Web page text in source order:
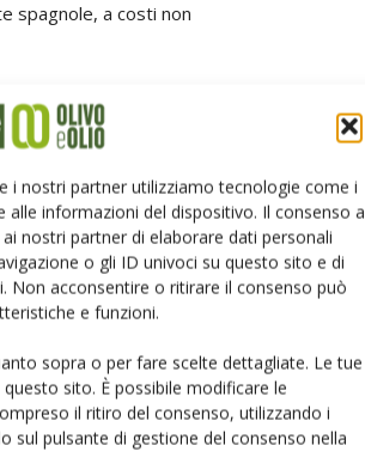
i nostri partner utilizziamo tecnologie come i
informazioni del dispositivo. Il consenso a
nostri partner di elaborare dati personali
o gli ID univoci su questo sito e di
Non acconsentire o ritirare il consenso può
e funzioni.
sopra o per fare scelte dettagliate. Le tue
sito. È possibile modificare le
il ritiro del consenso, utilizzando i
sul pulsante di gestione del consenso nella
spagnole, a costi non
italiani sono in
a elevata
Catalano– è in grado
alla possibilità di operare
che dei progetti
di ecotipi di